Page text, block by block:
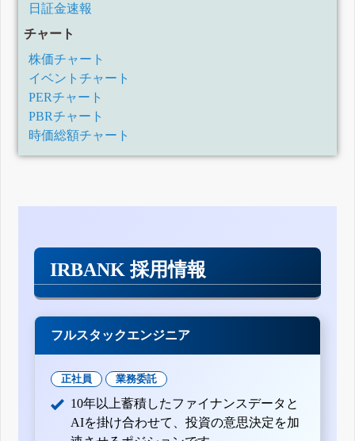
日証金速報
チャート
株価チャート
イベントチャート
PERチャート
PBRチャート
時価総額チャート
IRBANK 採用情報
フルスタックエンジニア
正社員 業務委託
10年以上蓄積したファイナンスデータと
AIを掛け合わせて、投資の意思決定を加